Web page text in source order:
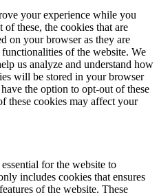
your experience while you
these, the cookies that are
on your browser as they are
of the website. We
us analyze and understand how
will be stored in your browser
the option to opt-out of these
these cookies may affect your
for the website to
includes cookies that ensures
of the website. These